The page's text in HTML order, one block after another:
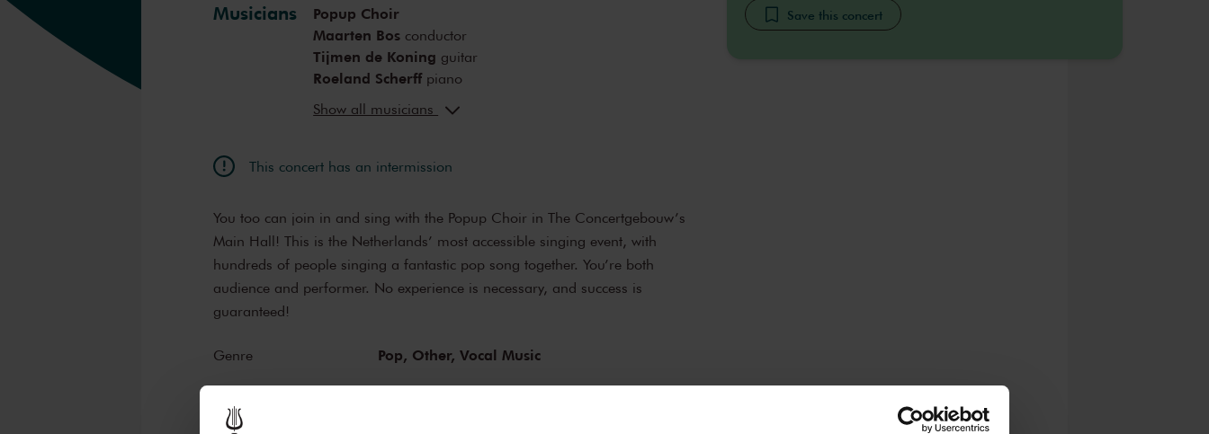
Save this concert
Musicians
Popup Choir
Maarten Bos conductor
Tijmen de Koning guitar
Roeland Scherffpiano
Jelle Huiberts
Pieter Bakkerbass
Show all musicians
This concert has an intermission
You too can join in and sing with the Popup Choir in The Concertgebouw’s
Main Hall! This is the Netherlands’ most accessible singing event, with
hundreds of people singing a fantastic pop song together. You’re both
audience and performer. No experience is necessary, and success is
guaranteed!
Genre Pop, Other,Vocal Music
Organizer Educatie - Participatie